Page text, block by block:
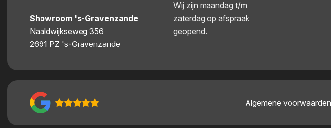
Showroom 's-Gravenzande
Naaldwijkseweg 356
2691 PZ 's-Gravenzande
Wij zijn maandag t/m
zaterdag op afspraak
geopend.
Algemene voorwaarden